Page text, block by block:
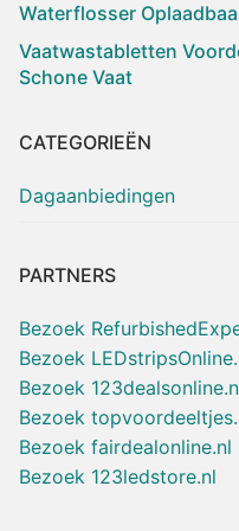
Waterflosser
Vaatwastabletten
Schone Vaat
CATEGORIEËN
Dagaanbiedingen
PARTNERS
Bezoek
Bezoek
Bezoek
Bezoek
Bezoek fairdealonline.nl
Bezoek 123ledstore.nl